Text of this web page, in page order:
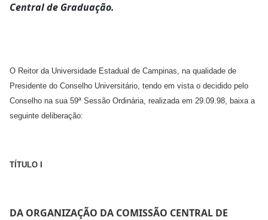
Central de Graduação.
O Reitor da Universidade Estadual de Campinas, na qualidade de
Presidente do Conselho Universitário, tendo em vista o decidido pelo
Conselho na sua 59ª Sessão Ordinária, realizada em 29.09.98, baixa a
seguinte deliberação:
TÍTULO I
DA ORGANIZAÇÃO DA COMISSÃO CENTRAL DE